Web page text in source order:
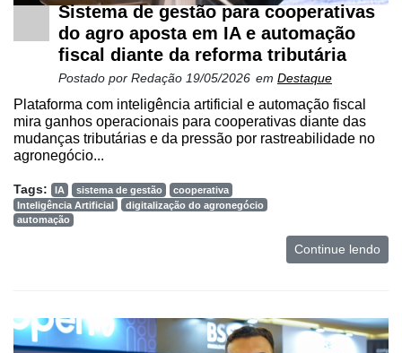
Sistema de gestão para cooperativas
do agro aposta em IA e automação
fiscal diante da reforma tributária
Postado por Redação 19/05/2026 em Destaque
Plataforma com inteligência artificial e automação fiscal
mira ganhos operacionais para cooperativas diante das
mudanças tributárias e da pressão por rastreabilidade no
agronegócio...
Tags: IA sistema de gestão
cooperativa
Inteligência Artificial
digitalização do agronegócio
automação
Continue lendo